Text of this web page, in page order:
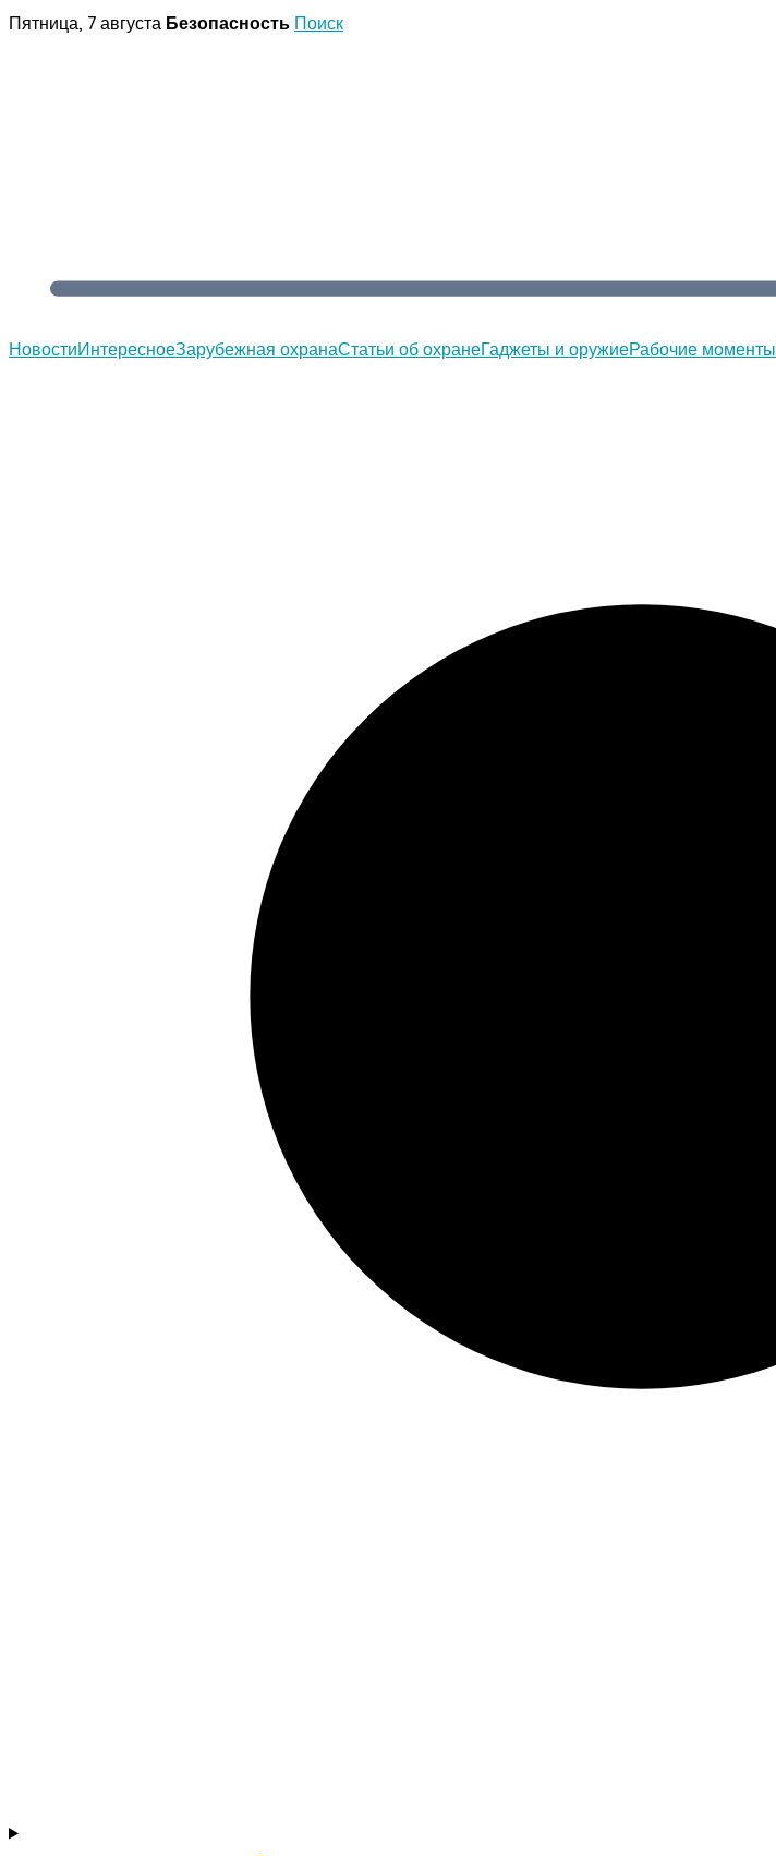
Перейти
Пятница, 7 августа Безопасность Поиск
НовостиИнтересноеЗарубежная охранаСтатьи об охранеГаджеты и оружиеРабочие моменты